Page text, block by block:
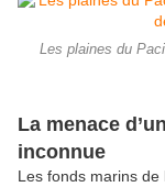
Les plaines du
La menace
inconnue
Les fonds marins de